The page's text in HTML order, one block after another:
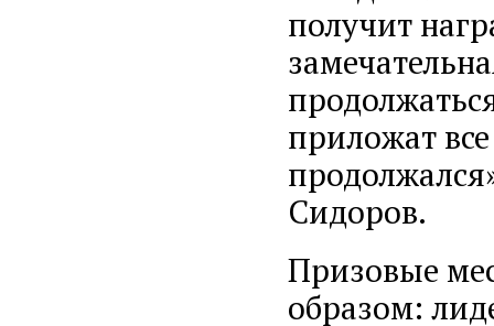
получит
приложат
Сидоров.
Призовые
образом: